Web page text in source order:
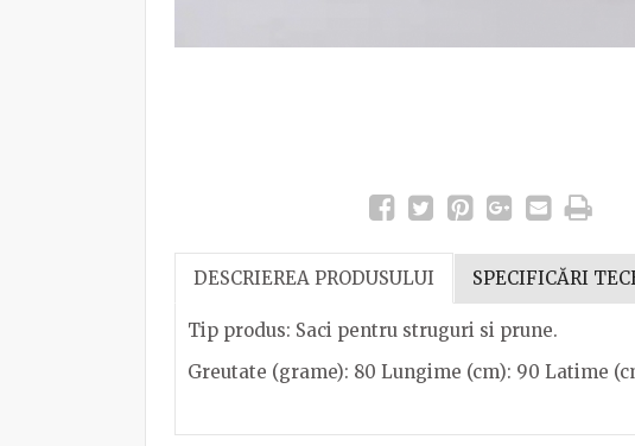
DESCRIEREA PRODUSULUI SPECIFICĂRI
Tip produs: Saci pentru struguri si prune.
Greutate (grame): 80 Lungime (cm): 90 Latime